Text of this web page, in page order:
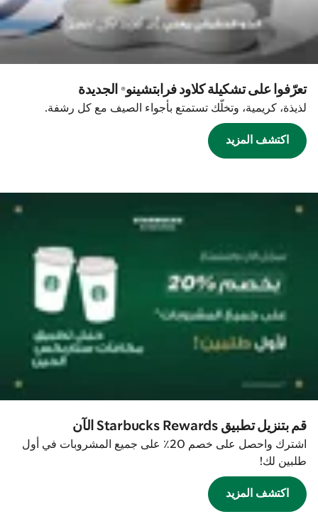
تعرّفوا على تشكيلة كلاود فرابتشينو® الجديدة
لذيذة، كريمية، وتخلّك تستمتع بأجواء الصيف مع كل رشفة.
اكتشف المزيد
قم بتنزيل تطبيق Starbucks Rewards الآن
اشترك واحصل على خصم 20٪ على جميع المشروبات في أول
طلبين لك!
اكتشف المزيد